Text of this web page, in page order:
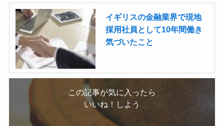
イギリスの金融業界で現地
採用社員として10年間働き
気づいたこと
この記事が気に入ったら
いいね！しよう